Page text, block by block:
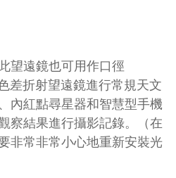
望遠鏡也可用作口徑
差折射望遠鏡進行常規天文
內紅點尋星器和智慧型手機
察結果進行攝影記錄。（在
非常非常小心地重新安裝光